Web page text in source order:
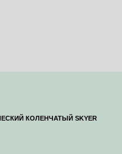
КОЛЕНЧАТЫЙ SKYER